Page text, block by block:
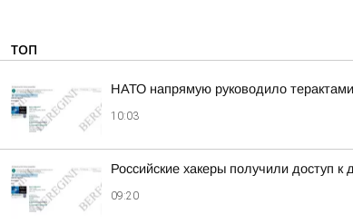
ТОП
НАТО напрямую руководило
10:03
Российские хакеры получили доступ
09:20